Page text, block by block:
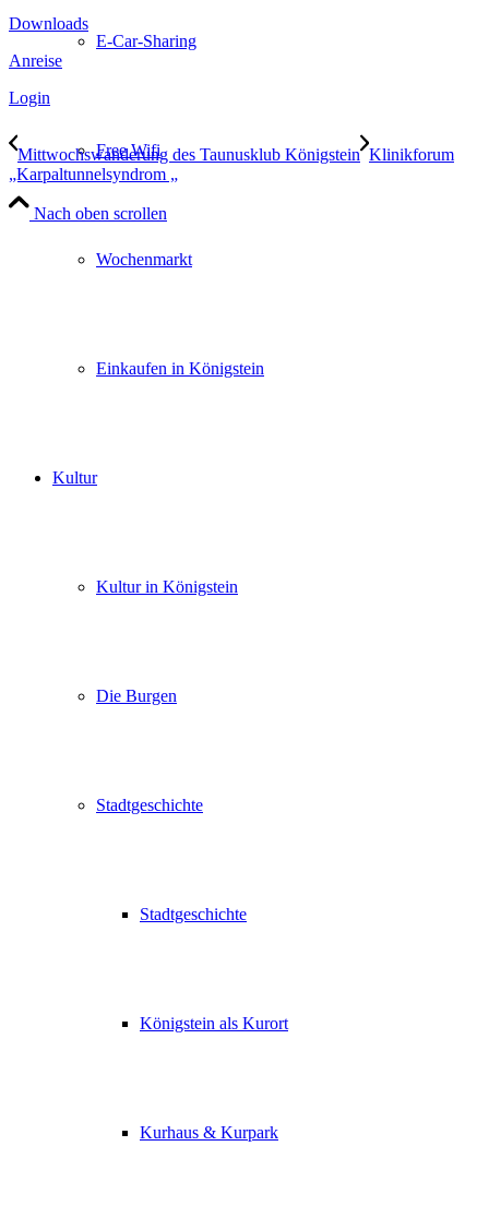
E-Car-Sharing
Free Wifi
Wochenmarkt
Einkaufen in Königstein
Kultur
Kultur in Königstein
Die Burgen
Stadtgeschichte
Stadtgeschichte
Königstein als Kurort
Kurhaus & Kurpark
Downloads
Anreise
Login
Mittwochswanderung des Taunusklub Königstein Klinikforum
„Karpaltunnelsyndrom „
Nach oben scrollen